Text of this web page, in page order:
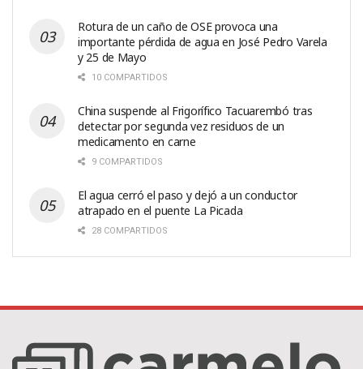
Rotura de un caño de OSE provoca una
importante pérdida de agua en José Pedro Varela
y 25 de Mayo
10 COMPARTIDOS
China suspende al Frigorífico Tacuarembó tras
detectar por segunda vez residuos de un
medicamento en carne
9 COMPARTIDOS
El agua cerró el paso y dejó a un conductor
atrapado en el puente La Picada
28 COMPARTIDOS